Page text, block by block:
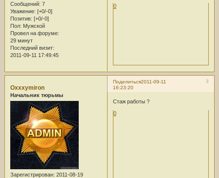
Сообщений: 7
Уважение: [+0/-0]
Позитив: [+0/-0]
Пол: Мужской
Провел на форуме:
29 минут
Последний визит:
2011-09-11 17:49:45
0
Поделиться 3
2011-09-11
16:23:20
Oxxxymiron
Начальник тюрьмы
Зарегистрирован: 2011-08-19
Стаж работы ?
0